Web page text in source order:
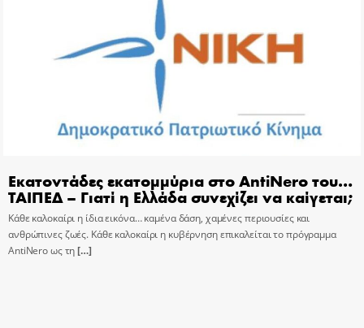
Εκατοντάδες εκατομμύρια στο AntiNero του…
ΤΑΙΠΕΔ – Γιατί η Ελλάδα συνεχίζει να καίγεται;
Κάθε καλοκαίρι η ίδια εικόνα… καμένα δάση, χαμένες περιουσίες και
ανθρώπινες ζωές. Κάθε καλοκαίρι η κυβέρνηση επικαλείται το πρόγραμμα
AntiNero ως τη[…]